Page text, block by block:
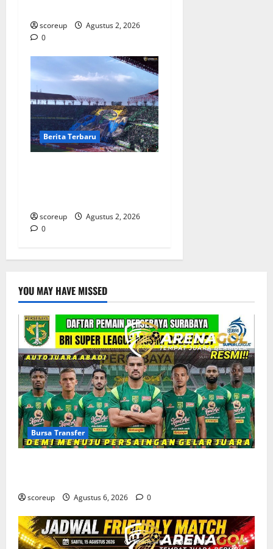
scoreup
Agustus 2, 2026
0
Berita Terbaru
scoreup
Agustus 2, 2026
0
YOU MAY HAVE MISSED
Bursa Transfer
scoreup Agustus 6, 2026 0